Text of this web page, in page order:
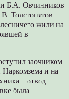
Б.А. Овчинников
Толстопятов.
жили на
в
заочником
Наркомзема и на
– отвод
была